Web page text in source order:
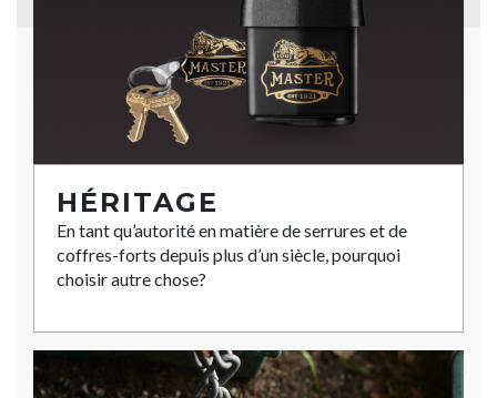
HÉRITAGE
En tant qu’autorité en matière de serrures et de
coffres-forts depuis plus d’un siècle, pourquoi
choisir autre chose?